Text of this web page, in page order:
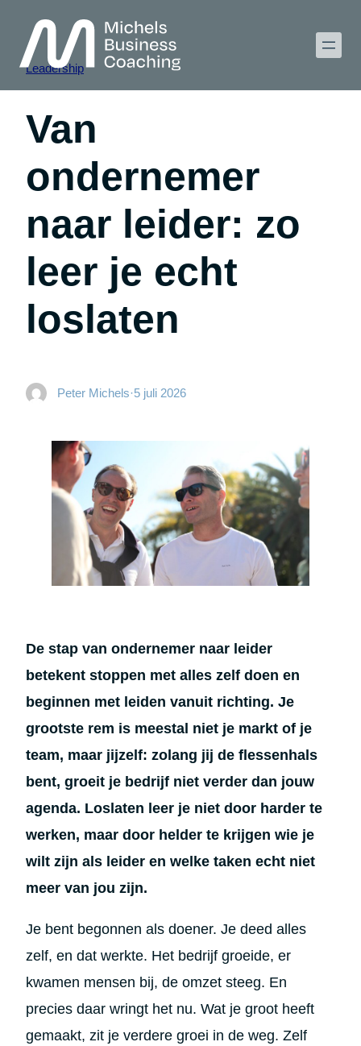
naar
de Leadership
Van
ondernemer
naar leider: zo
leer je echt
loslaten
Peter Michels·5 juli 2026
De stap van ondernemer naar leider
betekent stoppen met alles zelf doen en
beginnen met leiden vanuit richting. Je
grootste rem is meestal niet je markt of je
team, maar jijzelf: zolang jij de flessenhals
bent, groeit je bedrijf niet verder dan jouw
agenda. Loslaten leer je niet door harder te
werken, maar door helder te krijgen wie je
wilt zijn als leider en welke taken echt niet
meer van jou zijn.
Je bent begonnen als doener. Je deed alles
zelf, en dat werkte. Het bedrijf groeide, er
kwamen mensen bij, de omzet steeg. En
precies daar wringt het nu. Wat je groot heeft
gemaakt, zit je verdere groei in de weg. Zelf